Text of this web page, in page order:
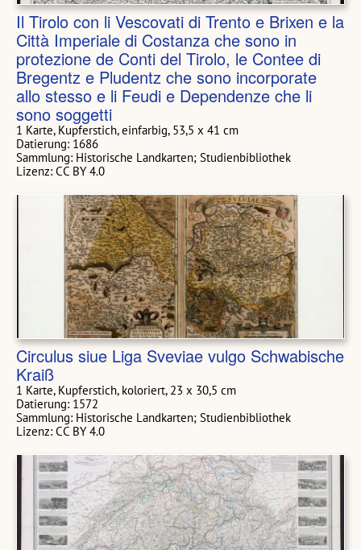
Il Tirolo con li Vescovati di Trento e Brixen e la
Città Imperiale di Costanza che sono in
protezione de Conti del Tirolo, le Contee di
Bregentz e Pludentz che sono incorporate
allo stesso e li Feudi e Dependenze che li
sono soggetti
1 Karte, Kupferstich, einfarbig, 53,5 x 41 cm
Datierung: 1686
Sammlung: Historische Landkarten; Studienbibliothek
Lizenz: CC BY 4.0
Circulus siue Liga Sveviae vulgo Schwabische
Kraiß
1 Karte, Kupferstich, koloriert, 23 x 30,5 cm
Datierung: 1572
Sammlung: Historische Landkarten; Studienbibliothek
Lizenz: CC BY 4.0